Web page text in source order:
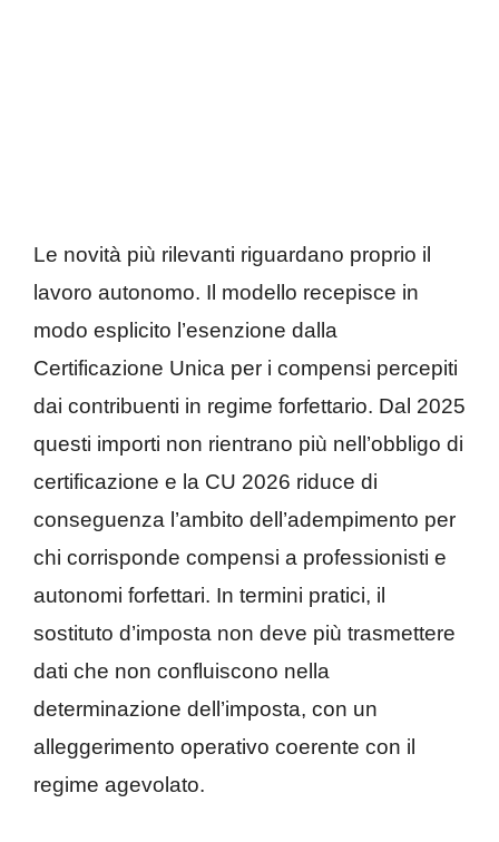
Le novità più rilevanti riguardano proprio il
lavoro autonomo. Il modello recepisce in
modo esplicito l’esenzione dalla
Certificazione Unica per i compensi percepiti
dai contribuenti in regime forfettario. Dal 2025
questi importi non rientrano più nell’obbligo di
certificazione e la CU 2026 riduce di
conseguenza l’ambito dell’adempimento per
chi corrisponde compensi a professionisti e
autonomi forfettari. In termini pratici, il
sostituto d’imposta non deve più trasmettere
dati che non confluiscono nella
determinazione dell’imposta, con un
alleggerimento operativo coerente con il
regime agevolato.